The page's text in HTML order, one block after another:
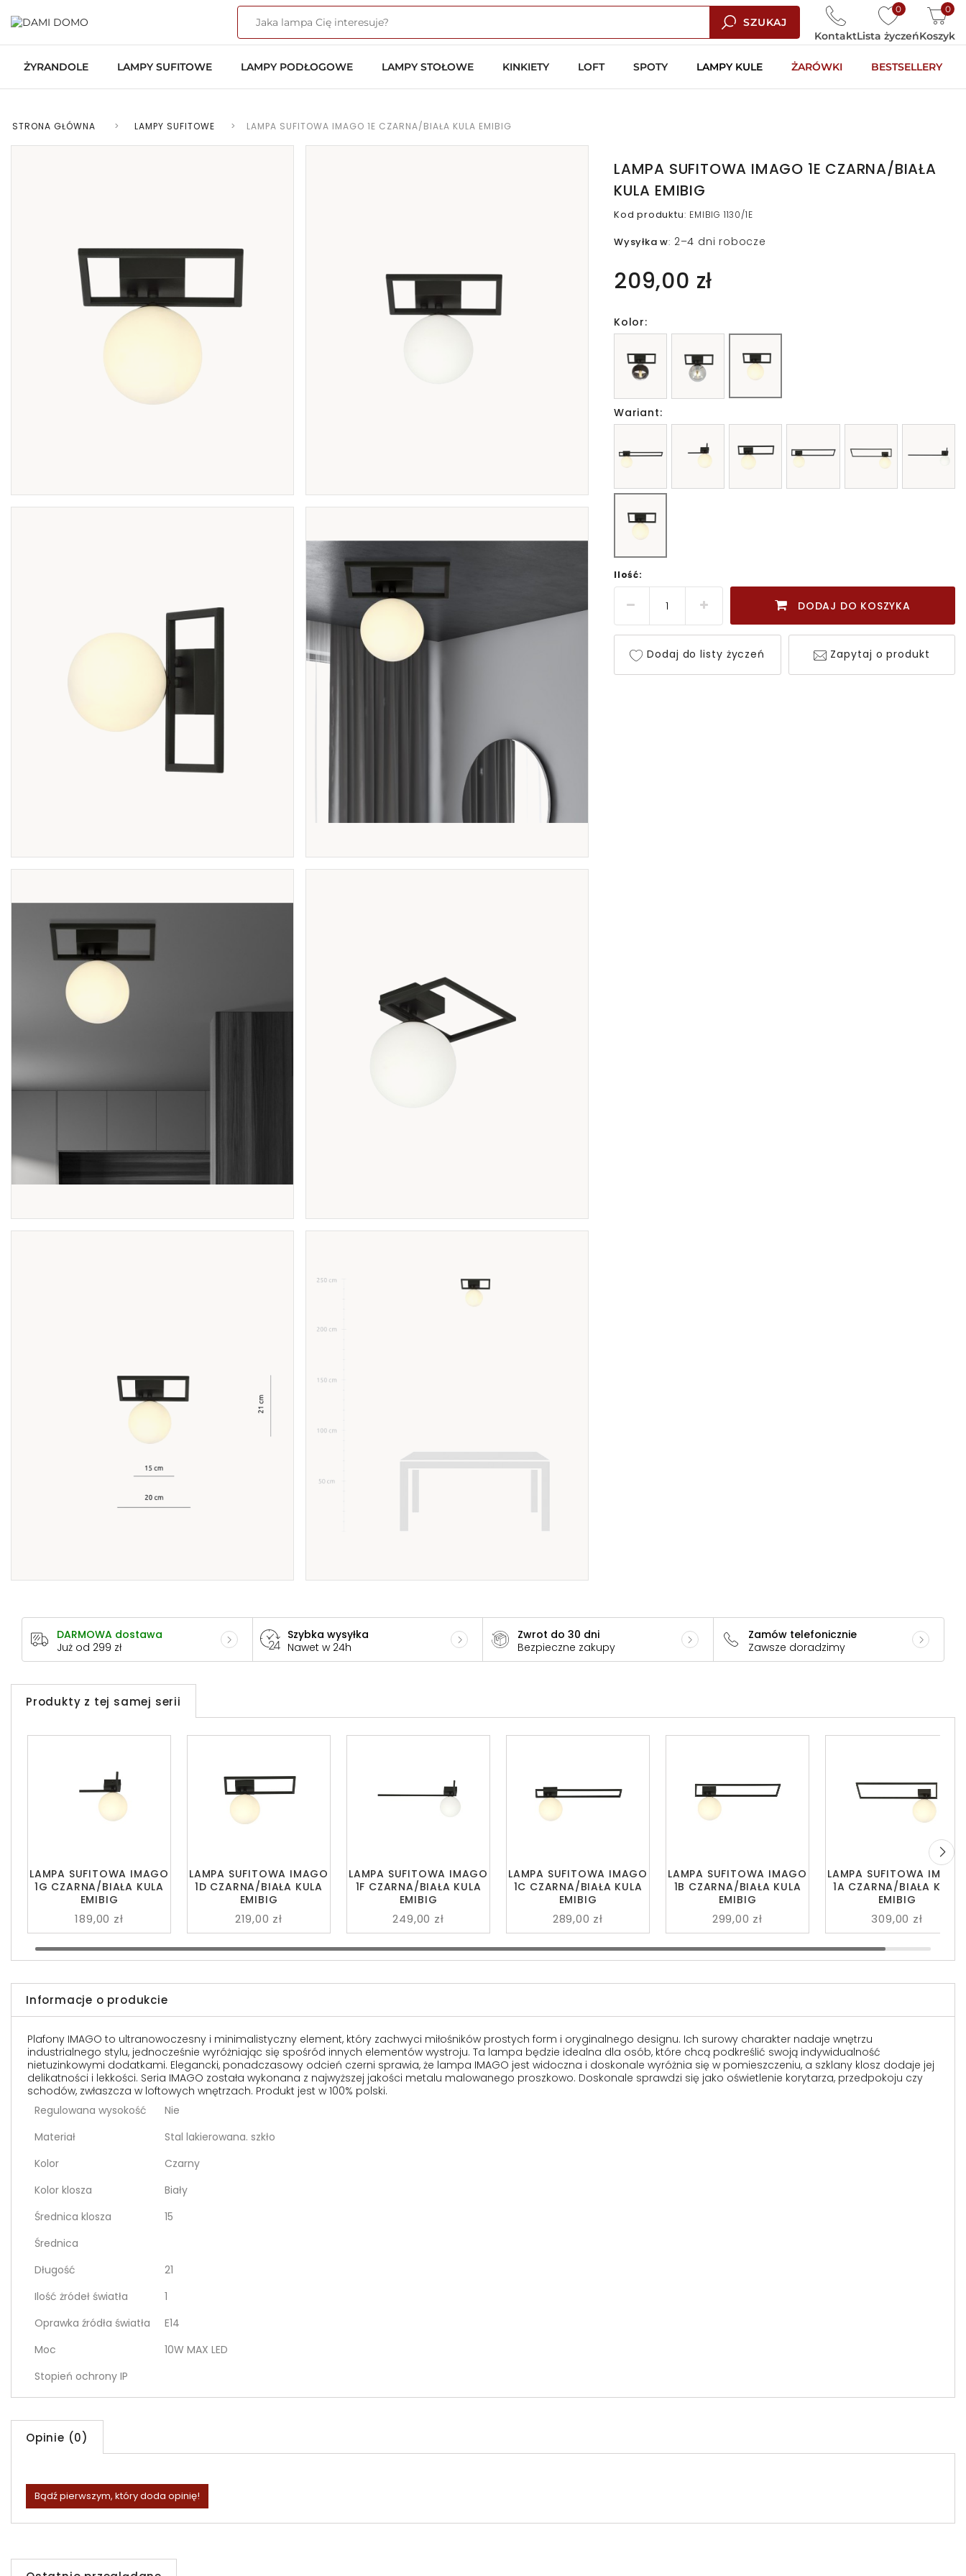
SZUKAJ
0
Lista życzeń
0
Koszyk
Kontakt
ŻYRANDOLE LAMPY SUFITOWE LAMPY PODŁOGOWE LAMPY STOŁOWE KINKIETY LOFT SPOTY LAMPY KULE ŻARÓWKI BESTSELLERY
STRONA GŁÓWNA > LAMPY SUFITOWE > LAMPA SUFITOWA IMAGO 1E CZARNA/BIAŁA KULA EMIBIG
LAMPA SUFITOWA IMAGO 1E CZARNA/BIAŁA
KULA EMIBIG
Kod produktu: EMIBIG 1130/1E
Wysyłka w: 2–4 dni robocze
209,00 zł
Kolor:
Wariant:
Ilość:
DODAJ DO KOSZYKA
Dodaj do listy życzeń Zapytaj o produkt
DARMOWA dostawa
Już od 299 zł
Szybka wysyłka
Nawet w 24h
Zwrot do 30 dni
Bezpieczne zakupy
Zamów telefonicznie
Zawsze doradzimy
Produkty z tej samej serii
LAMPA SUFITOWA IMAGO
1A CZARNA/BIAŁA KULA
EMIBIG
309,00 zł
LAMPA SUFITOWA IMAGO
1B CZARNA/BIAŁA KULA
EMIBIG
299,00 zł
LAMPA SUFITOWA IMAGO
1C CZARNA/BIAŁA KULA
EMIBIG
289,00 zł
LAMPA SUFITOWA IMAGO
1D CZARNA/BIAŁA KULA
EMIBIG
219,00 zł
LAMPA SUFITOWA IMAGO
1F CZARNA/BIAŁA KULA
EMIBIG
249,00 zł
LAMPA SUFITOWA IMAGO
1G CZARNA/BIAŁA KULA
EMIBIG
189,00 zł
Informacje o produkcie
Plafony IMAGO to ultranowoczesny i minimalistyczny element, który zachwyci miłośników prostych form i oryginalnego designu. Ich surowy charakter nadaje wnętrzu
industrialnego stylu, jednocześnie wyróżniając się spośród innych elementów wystroju. Ta lampa będzie idealna dla osób, które chcą podkreślić swoją indywidualność
nietuzinkowymi dodatkami. Elegancki, ponadczasowy odcień czerni sprawia, że lampa IMAGO jest widoczna i doskonale wyróżnia się w pomieszczeniu, a szklany klosz dodaje jej
delikatności i lekkości. Seria IMAGO została wykonana z najwyższej jakości metalu malowanego proszkowo. Doskonale sprawdzi się jako oświetlenie korytarza, przedpokoju czy
schodów, zwłaszcza w loftowych wnętrzach. Produkt jest w 100% polski.
Regulowana wysokość
Nie
Materiał
Stal lakierowana. szkło
Kolor
Czarny
Kolor klosza
Biały
Średnica klosza
15
Średnica
Długość
21
Ilość żródeł światła
1
Oprawka źródła światła
E14
Moc
10W MAX LED
Stopień ochrony IP
Opinie (0)
Bądź pierwszym, który doda opinię!